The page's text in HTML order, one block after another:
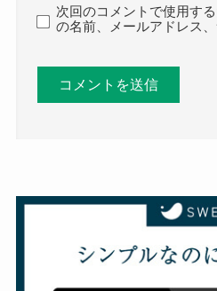
次回のコメントで使用す
の名前、メールアドレス